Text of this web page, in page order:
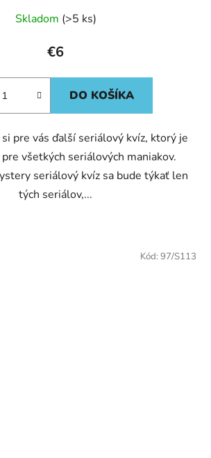
Skladom (>5 ks)
€6
DO KOŠÍKA
pre vás ďalší seriálový kvíz, ktorý je
všetkých seriálových maniakov.
seriálový kvíz sa bude týkať len
tých seriálov,...
Kód: 97/S113